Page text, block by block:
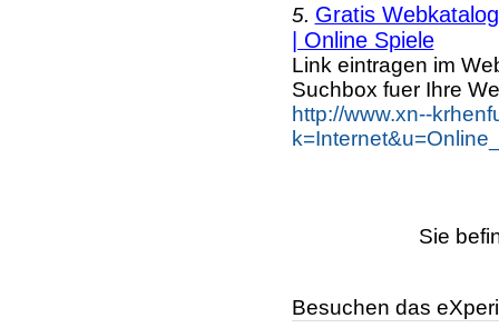
5. Gratis
| Online Spiele
Link eintragen im
Suchbox fuer Ihre
http://www.xn--
Sie
Besuchen das